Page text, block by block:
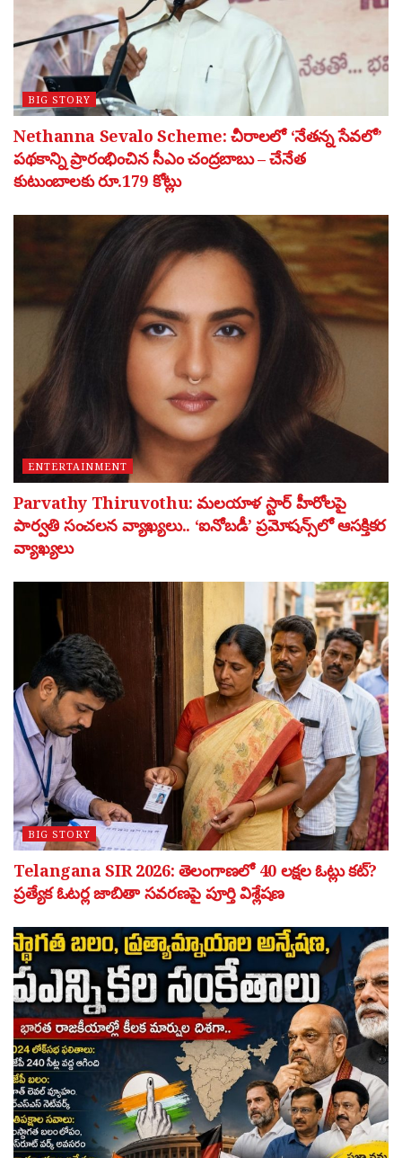
BIG STORY
Nethanna Sevalo Scheme: చీరాలలో ‘నేతన్న సేవలో’
పథకాన్ని ప్రారంభించిన సీఎం చంద్రబాబు – చేనేత
కుటుంబాలకు రూ.179 కోట్లు
ENTERTAINMENT
Parvathy Thiruvothu: మలయాళ స్టార్ హీరోలపై
పార్వతి సంచలన వ్యాఖ్యలు.. ‘ఐనోబడీ’ ప్రమోషన్స్‌లో ఆసక్తికర
వ్యాఖ్యలు
BIG STORY
Telangana SIR 2026: తెలంగాణలో 40 లక్షల ఓట్లు కట్?
ప్రత్యేక ఓటర్ల జాబితా సవరణపై పూర్తి విశ్లేషణ